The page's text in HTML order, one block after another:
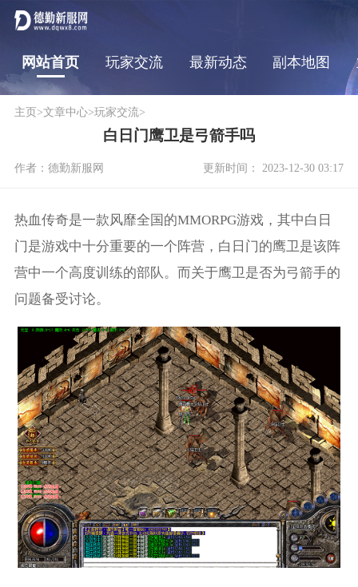
网站首页 玩家交流 最新动态 副本地图
主页>文章中心>玩家交流>
白日门鹰卫是弓箭手吗
作者：德勤新服网 更新时间： 2023-12-30 03:17
热血传奇是一款风靡全国的MMORPG游戏，其中白日
门是游戏中十分重要的一个阵营，白日门的鹰卫是该阵
营中一个高度训练的部队。而关于鹰卫是否为弓箭手的
问题备受讨论。